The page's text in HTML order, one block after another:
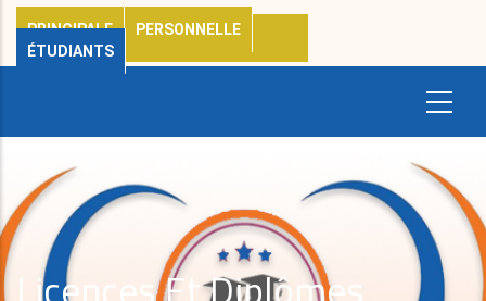
PRINCIPALE
PERSONNELLE
ÉTUDIANTS